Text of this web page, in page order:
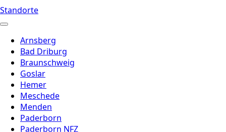
Standorte
Arnsberg
Bad Driburg
Braunschweig
Goslar
Hemer
Meschede
Menden
Paderborn
Paderborn NFZ